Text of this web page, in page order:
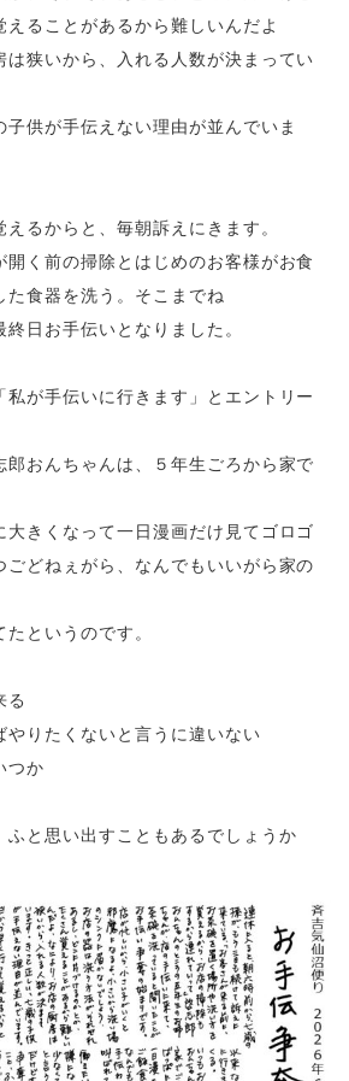
ることがあるから難しいんだよ
狭いから、入れる人数が決まってい
子供が手伝えない理由が並んでいま
るからと、毎朝訴えにきます。
く前の掃除とはじめのお客様がお食
た食器を洗う。そこまでね
日お手伝いとなりました。
私が手伝いに行きます」とエントリー
郎おんちゃんは、５年生ごろから家で
大きくなって一日漫画だけ見てゴロゴ
ごどねぇがら、なんでもいいがら家の
というのです。
る
やりたくないと言うに違いない
つか
ふと思い出すこともあるでしょうか